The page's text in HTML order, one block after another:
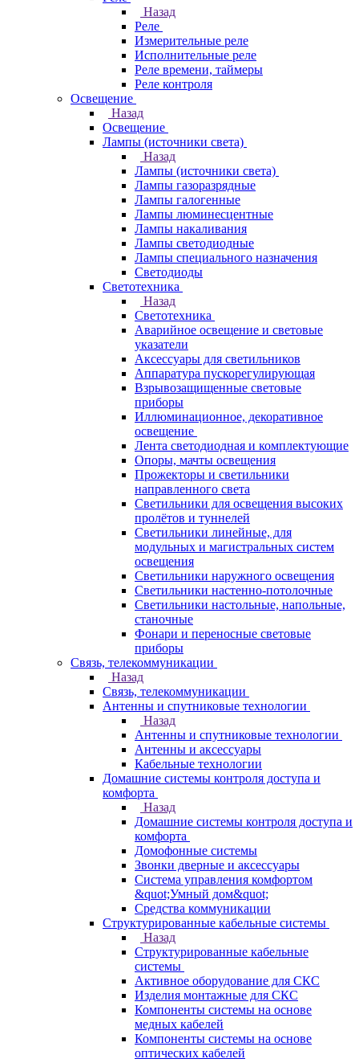
Назад
Реле
Измерительные реле
Исполнительные реле
Реле времени, таймеры
Реле контроля
Освещение
Назад
Освещение
Лампы (источники света)
Назад
Лампы (источники света)
Лампы газоразрядные
Лампы галогенные
Лампы люминесцентные
Лампы накаливания
Лампы светодиодные
Лампы специального назначения
Светодиоды
Светотехника
Назад
Светотехника
Аварийное освещение и световые
указатели
Аксессуары для светильников
Аппаратура пускорегулирующая
Взрывозащищенные световые
приборы
Иллюминационное, декоративное
освещение
Лента светодиодная и комплектующие
Опоры, мачты освещения
Прожекторы и светильники
направленного света
Светильники для освещения высоких
пролётов и туннелей
Светильники линейные, для
модульных и магистральных систем
освещения
Светильники наружного освещения
Светильники настенно-потолочные
Светильники настольные, напольные,
станочные
Фонари и переносные световые
приборы
Связь, телекоммуникации
Назад
Связь, телекоммуникации
Антенны и спутниковые технологии
Назад
Антенны и спутниковые технологии
Антенны и аксессуары
Кабельные технологии
Домашние системы контроля доступа и
комфорта
Назад
Домашние системы контроля доступа и
комфорта
Домофонные системы
Звонки дверные и аксессуары
Система управления комфортом
&quot;Умный дом&quot;
Средства коммуникации
Структурированные кабельные системы
Назад
Структурированные кабельные
системы
Активное оборудование для СКС
Изделия монтажные для СКС
Компоненты системы на основе
медных кабелей
Компоненты системы на основе
оптических кабелей